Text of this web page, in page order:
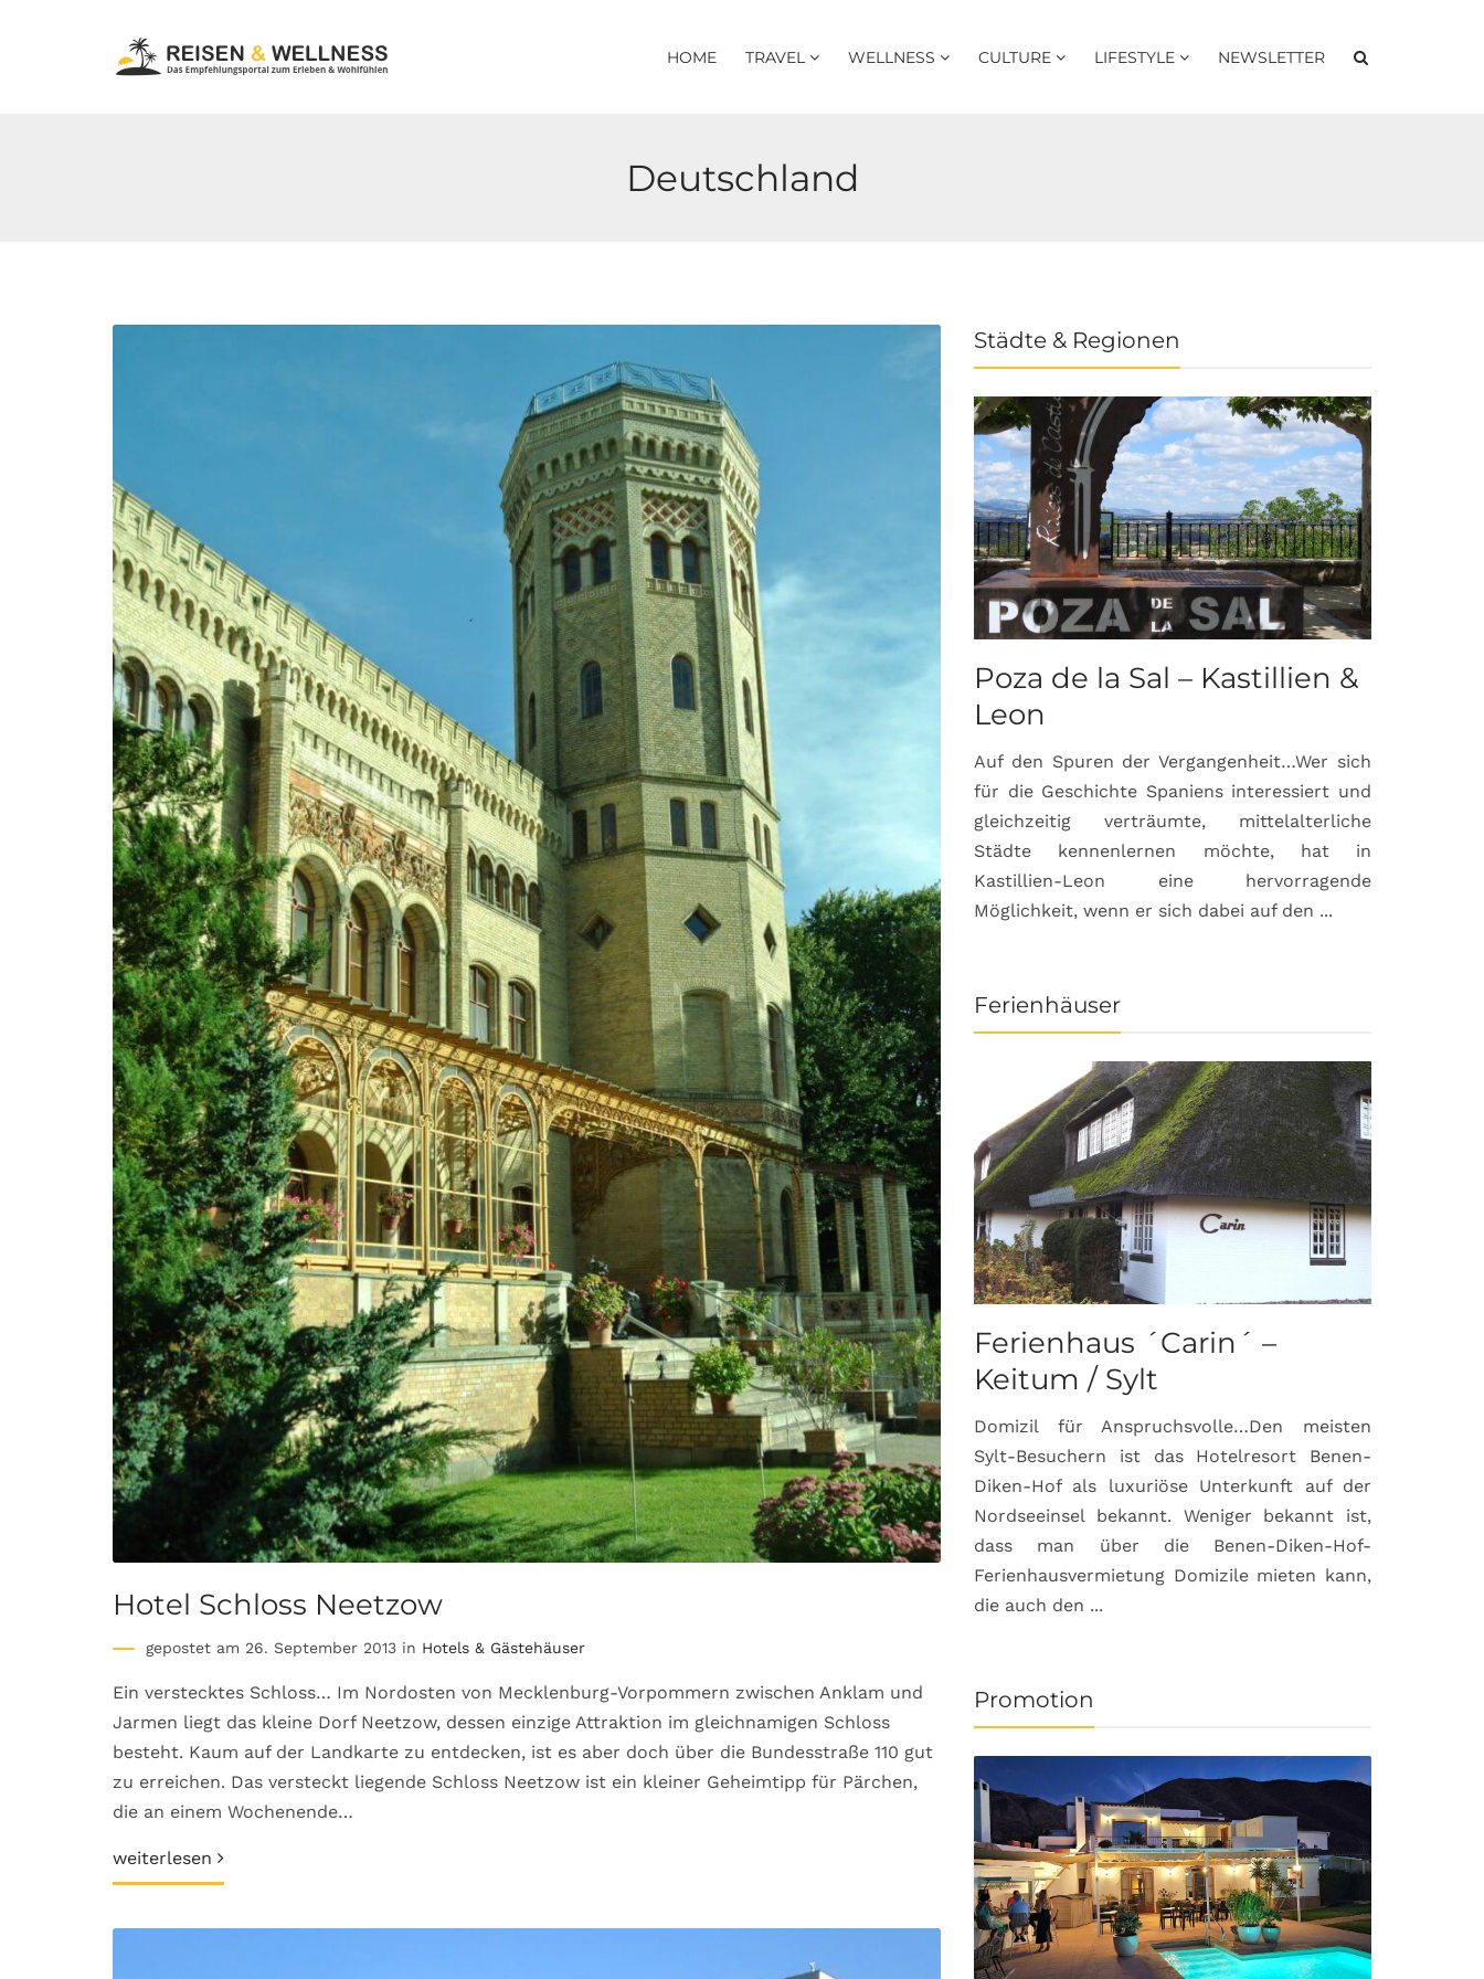
HOME TRAVEL WELLNESS CULTURE LIFESTYLE NEWSLETTER
Deutschland
Hotel Schloss Neetzow
gepostet am 26. September 2013 in Hotels & Gästehäuser
Ein verstecktes Schloss… Im Nordosten von Mecklenburg-Vorpommern zwischen Anklam und
Jarmen liegt das kleine Dorf Neetzow, dessen einzige Attraktion im gleichnamigen Schloss
besteht. Kaum auf der Landkarte zu entdecken, ist es aber doch über die Bundesstraße 110 gut
zu erreichen. Das versteckt liegende Schloss Neetzow ist ein kleiner Geheimtipp für Pärchen,
die an einem Wochenende…
weiterlesen
Städte & Regionen
Poza de la Sal – Kastillien &
Leon
Auf den Spuren der Vergangenheit…Wer sich
für die Geschichte Spaniens interessiert und
gleichzeitig verträumte, mittelalterliche
Städte kennenlernen möchte, hat in
Kastillien-Leon eine hervorragende
Möglichkeit, wenn er sich dabei auf den ...
Ferienhäuser
Ferienhaus ´Carin´ –
Keitum / Sylt
Domizil für Anspruchsvolle…Den meisten
Sylt-Besuchern ist das Hotelresort Benen-
Diken-Hof als luxuriöse Unterkunft auf der
Nordseeinsel bekannt. Weniger bekannt ist,
dass man über die Benen-Diken-Hof-
Ferienhausvermietung Domizile mieten kann,
die auch den ...
Promotion